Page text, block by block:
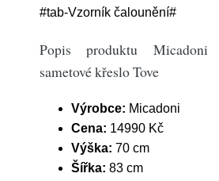
#tab-Vzorník čalounění#
Popis produktu Micadoni
sametové křeslo Tove
Výrobce: Micadoni
Cena: 14990 Kč
Výška: 70 cm
Šířka: 83 cm